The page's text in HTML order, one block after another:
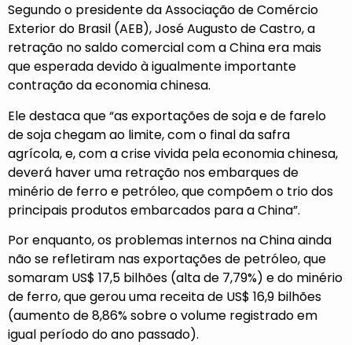
Segundo o presidente da Associação de Comércio
Exterior do Brasil (AEB), José Augusto de Castro, a
retração no saldo comercial com a China era mais
que esperada devido à igualmente importante
contração da economia chinesa.
Ele destaca que “as exportações de soja e de farelo
de soja chegam ao limite, com o final da safra
agrícola, e, com a crise vivida pela economia chinesa,
deverá haver uma retração nos embarques de
minério de ferro e petróleo, que compõem o trio dos
principais produtos embarcados para a China”.
Por enquanto, os problemas internos na China ainda
não se refletiram nas exportações de petróleo, que
somaram US$ 17,5 bilhões (alta de 7,79%) e do minério
de ferro, que gerou uma receita de US$ 16,9 bilhões
(aumento de 8,86% sobre o volume registrado em
igual período do ano passado).